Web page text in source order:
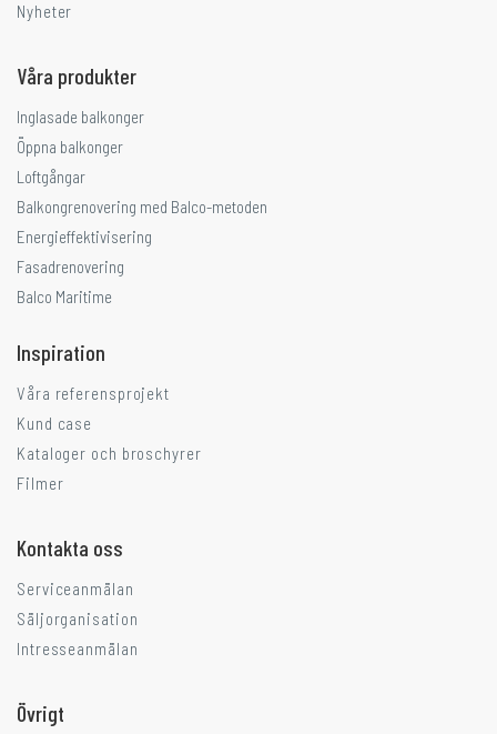
Nyheter
Våra produkter
Inglasade balkonger
Öppna balkonger
Loftgångar
Balkongrenovering med Balco-metoden
Energieffektivisering
Fasadrenovering
Balco Maritime
Inspiration
Våra referensprojekt
Kund case
Kataloger och broschyrer
Filmer
Kontakta oss
Serviceanmälan
Säljorganisation
Intresseanmälan
Övrigt